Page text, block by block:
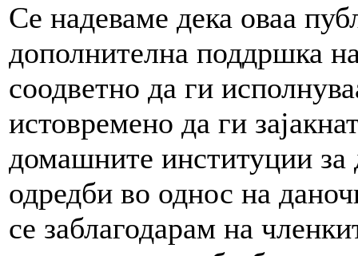
Се надеваме дека оваа
дополнителна поддршка
соодветно да ги
истовремено да ги
домашните институции за
одредби во однос на
се заблагодарам на